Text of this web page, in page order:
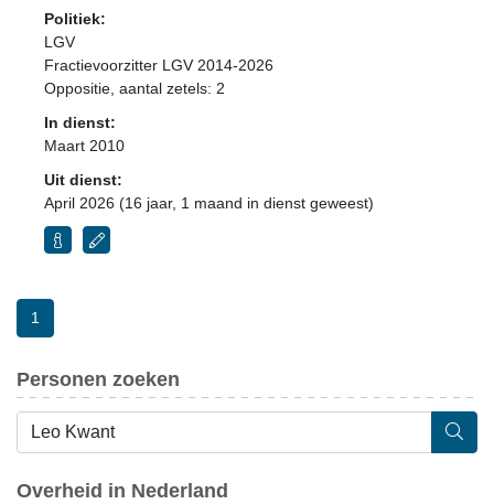
Politiek:
LGV
Fractievoorzitter LGV 2014-2026
Oppositie , aantal zetels: 2
In dienst:
Maart 2010
Uit dienst:
April 2026 (16 jaar, 1 maand in dienst geweest)
1
Personen zoeken
Overheid in Nederland